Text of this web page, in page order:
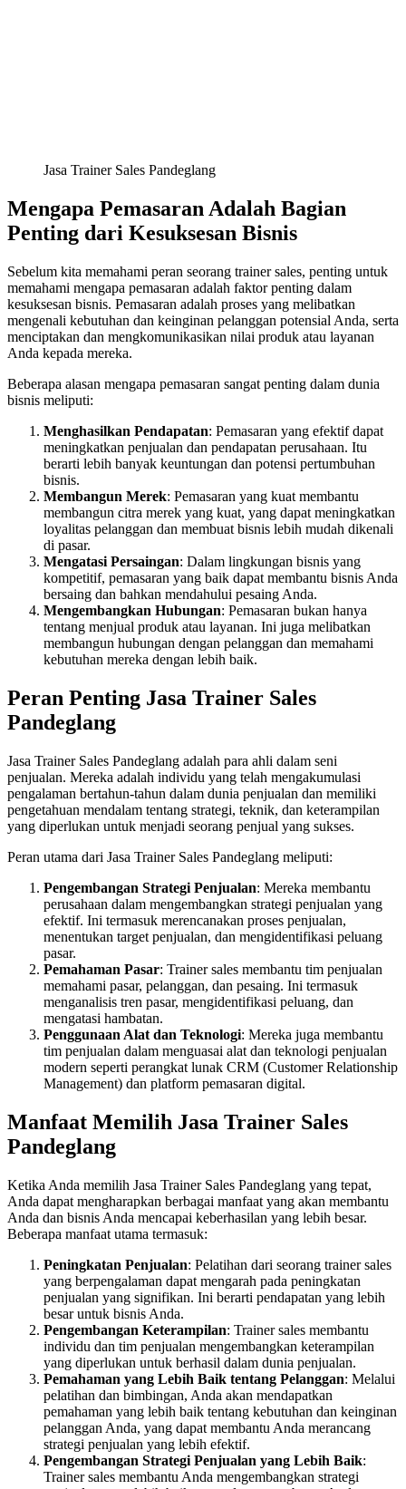
Jasa Trainer Sales Pandeglang
Mengapa Pemasaran Adalah Bagian
Penting dari Kesuksesan Bisnis
Sebelum kita memahami peran seorang trainer sales, penting untuk
memahami mengapa pemasaran adalah faktor penting dalam
kesuksesan bisnis. Pemasaran adalah proses yang melibatkan
mengenali kebutuhan dan keinginan pelanggan potensial Anda, serta
menciptakan dan mengkomunikasikan nilai produk atau layanan
Anda kepada mereka.
Beberapa alasan mengapa pemasaran sangat penting dalam dunia
bisnis meliputi:
Menghasilkan Pendapatan: Pemasaran yang efektif dapat
meningkatkan penjualan dan pendapatan perusahaan. Itu
berarti lebih banyak keuntungan dan potensi pertumbuhan
bisnis.
Membangun Merek: Pemasaran yang kuat membantu
membangun citra merek yang kuat, yang dapat meningkatkan
loyalitas pelanggan dan membuat bisnis lebih mudah dikenali
di pasar.
Mengatasi Persaingan: Dalam lingkungan bisnis yang
kompetitif, pemasaran yang baik dapat membantu bisnis Anda
bersaing dan bahkan mendahului pesaing Anda.
Mengembangkan Hubungan: Pemasaran bukan hanya
tentang menjual produk atau layanan. Ini juga melibatkan
membangun hubungan dengan pelanggan dan memahami
kebutuhan mereka dengan lebih baik.
Peran Penting Jasa Trainer Sales
Pandeglang
Jasa Trainer Sales Pandeglang adalah para ahli dalam seni
penjualan. Mereka adalah individu yang telah mengakumulasi
pengalaman bertahun-tahun dalam dunia penjualan dan memiliki
pengetahuan mendalam tentang strategi, teknik, dan keterampilan
yang diperlukan untuk menjadi seorang penjual yang sukses.
Peran utama dari Jasa Trainer Sales Pandeglang meliputi:
Pengembangan Strategi Penjualan: Mereka membantu
perusahaan dalam mengembangkan strategi penjualan yang
efektif. Ini termasuk merencanakan proses penjualan,
menentukan target penjualan, dan mengidentifikasi peluang
pasar.
Pemahaman Pasar: Trainer sales membantu tim penjualan
memahami pasar, pelanggan, dan pesaing. Ini termasuk
menganalisis tren pasar, mengidentifikasi peluang, dan
mengatasi hambatan.
Penggunaan Alat dan Teknologi: Mereka juga membantu
tim penjualan dalam menguasai alat dan teknologi penjualan
modern seperti perangkat lunak CRM (Customer Relationship
Management) dan platform pemasaran digital.
Manfaat Memilih Jasa Trainer Sales
Pandeglang
Ketika Anda memilih Jasa Trainer Sales Pandeglang yang tepat,
Anda dapat mengharapkan berbagai manfaat yang akan membantu
Anda dan bisnis Anda mencapai keberhasilan yang lebih besar.
Beberapa manfaat utama termasuk:
Peningkatan Penjualan: Pelatihan dari seorang trainer sales
yang berpengalaman dapat mengarah pada peningkatan
penjualan yang signifikan. Ini berarti pendapatan yang lebih
besar untuk bisnis Anda.
Pengembangan Keterampilan: Trainer sales membantu
individu dan tim penjualan mengembangkan keterampilan
yang diperlukan untuk berhasil dalam dunia penjualan.
Pemahaman yang Lebih Baik tentang Pelanggan: Melalui
pelatihan dan bimbingan, Anda akan mendapatkan
pemahaman yang lebih baik tentang kebutuhan dan keinginan
pelanggan Anda, yang dapat membantu Anda merancang
strategi penjualan yang lebih efektif.
Pengembangan Strategi Penjualan yang Lebih Baik:
Trainer sales membantu Anda mengembangkan strategi